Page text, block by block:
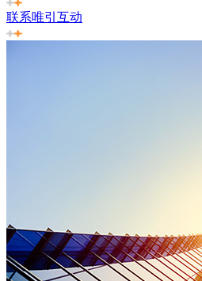
联系唯引互动